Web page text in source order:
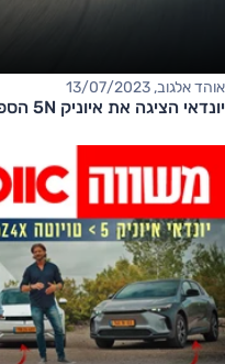
אוהד אלגוב, 13/07/2023
יונדאי הציגה את איוניק 5N הספורטיבית בגודווד